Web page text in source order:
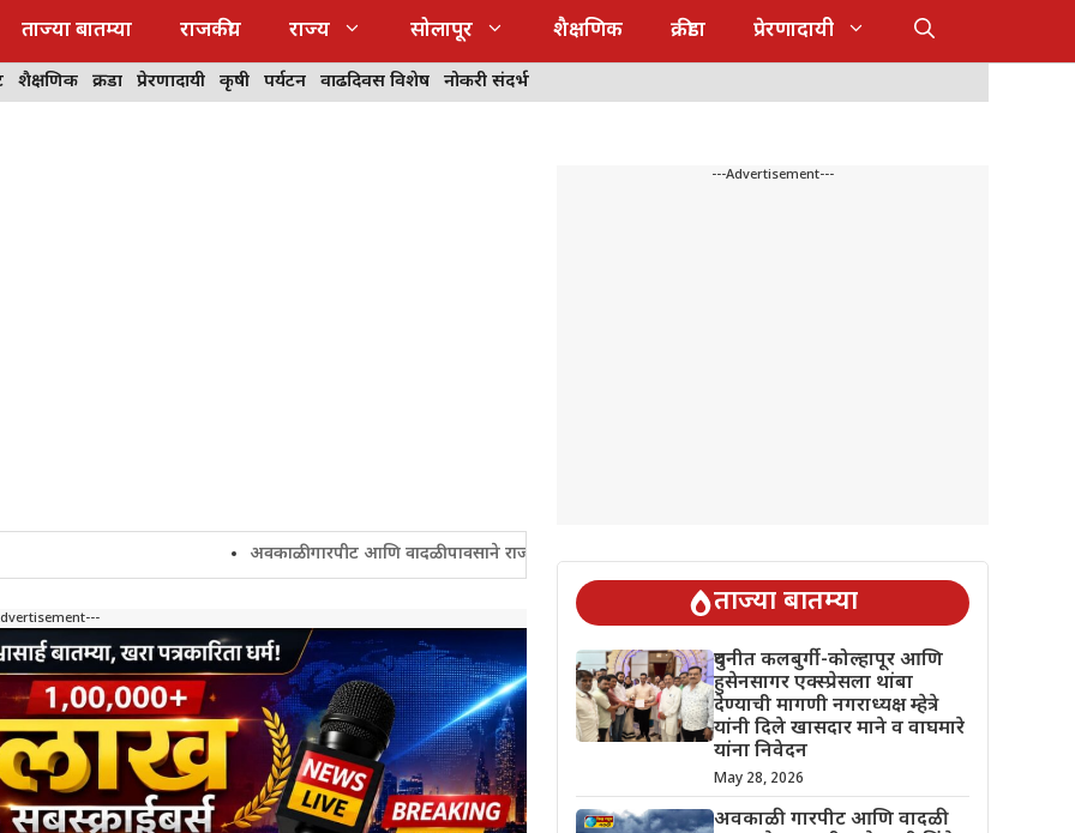
ताज्या बातम्या राजकीय राज्य सोलापूर शैक्षणिक क्रीडा प्रेरणादायी
शैक्षणिक क्रीडा प्रेरणादायी कृषी पर्यटन वाढदिवस विशेष नोकरी संदर्भ
अवकाळी गारपीट आणि वादळी पावसाने राज्यातील शेतकरी चिंतेत !
---Advertisement---
ताज्या बातम्या
दुधनीत कलबुर्गी-कोल्हापूर आणि
हुसेनसागर एक्स्प्रेसला थांबा
देण्याची मागणी नगराध्यक्ष म्हेत्रे
यांनी दिले खासदार माने व वाघमारे
यांना निवेदन
May 28, 2026
अवकाळी गारपीट आणि वादळी